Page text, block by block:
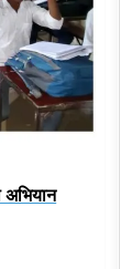
अभियान